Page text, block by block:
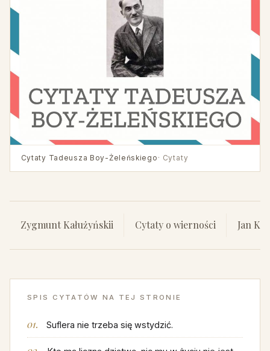
Cytaty Tadeusza Boy-Żeleńskiego · Cytaty
Zygmunt Kałużyńskii Cytaty o wierności Jan
SPIS CYTATÓW NA TEJ STRONIE
Suflera nie trzeba się wstydzić.